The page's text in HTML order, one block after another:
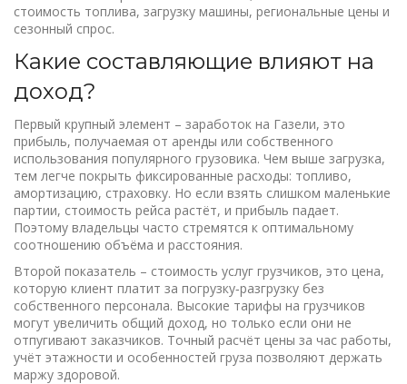
стоимость топлива, загрузку машины, региональные цены и
сезонный спрос.
Какие составляющие влияют на
доход?
Первый крупный элемент – заработок на Газели, это
прибыль, получаемая от аренды или собственного
использования популярного грузовика. Чем выше загрузка,
тем легче покрыть фиксированные расходы: топливо,
амортизацию, страховку. Но если взять слишком маленькие
партии, стоимость рейса растёт, и прибыль падает.
Поэтому владельцы часто стремятся к оптимальному
соотношению объёма и расстояния.
Второй показатель – стоимость услуг грузчиков, это цена,
которую клиент платит за погрузку‑разгрузку без
собственного персонала. Высокие тарифы на грузчиков
могут увеличить общий доход, но только если они не
отпугивают заказчиков. Точный расчёт цены за час работы,
учёт этажности и особенностей груза позволяют держать
маржу здоровой.